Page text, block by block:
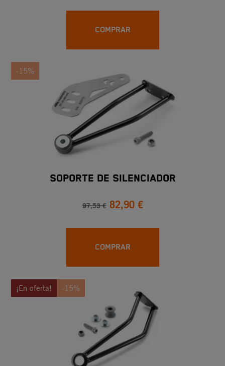
COMPRAR
-15%
SOPORTE DE SILENCIADOR
97,53 € 82,90 €
COMPRAR
¡En oferta! -15%